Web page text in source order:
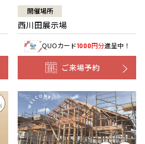
開催場所
西川田展示場
QUOカード1000円分進呈中！
ご来場予約